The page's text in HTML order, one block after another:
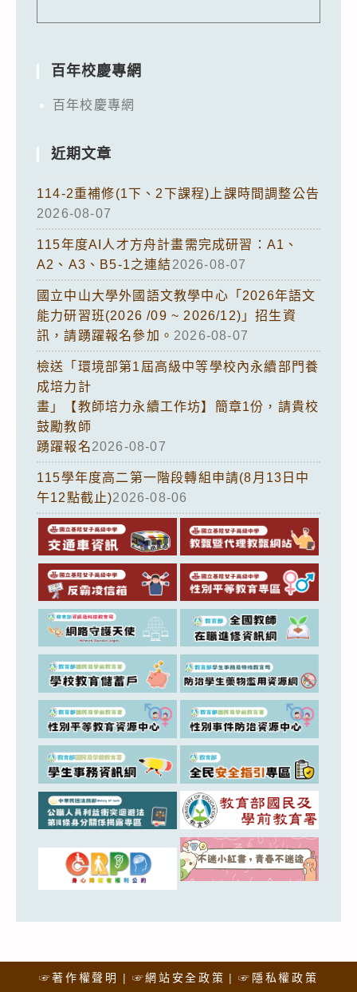
百年校慶專網
百年校慶專網
近期文章
114-2重補修(1下、2下課程)上課時間調整公告
2026-08-07
115年度AI人才方舟計畫需完成研習：A1、
A2、A3、B5-1之連結2026-08-07
國立中山大學外國語文教學中心「2026年語文
能力研習班(2026 /09 ~ 2026/12)」招生資
訊，請踴躍報名參加。 2026-08-07
檢送「環境部第1屆高級中等學校內永續部門養
成培力計
畫」【教師培力永續工作坊】簡章1份，請貴校
鼓勵教師
踴躍報名2026-08-07
115學年度高二第一階段轉組申請(8月13日中
午12點截止)2026-08-06
☞著作權聲明 ☞網站安全政策 ☞隱私權政策